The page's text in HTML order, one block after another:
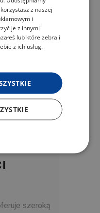
ładowanie
które można
– telefonów
i innych
miejscu, ale
ładowania,
Ci energii.
szeroką
ENGLISH
z naszej
i
je z innymi
lub które zebrali
z ich usług.